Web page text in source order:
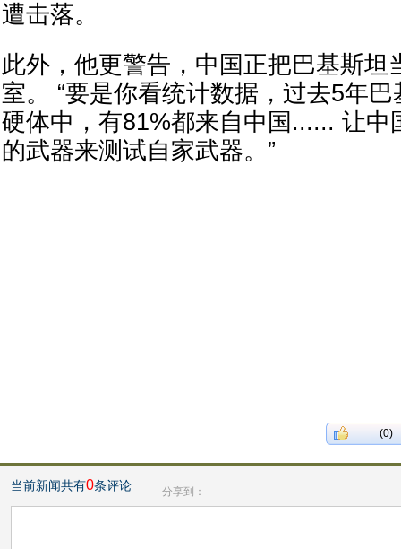
遭击落。
此外，他更警告，中国正把巴基斯坦
室。 “要是你看统计数据，过去5年
硬体中，有81%都来自中国...... 让中
的武器来测试自家武器。”
(0)
当前新闻共有0条评论 分享到：